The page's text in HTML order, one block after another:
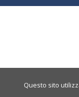
Questo sito